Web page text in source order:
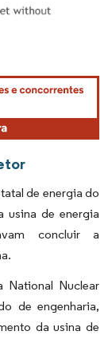
conforme CC BY 4.0.
de energia do
usina de energia
concluir a
National Nuclear
de engenharia,
da usina de